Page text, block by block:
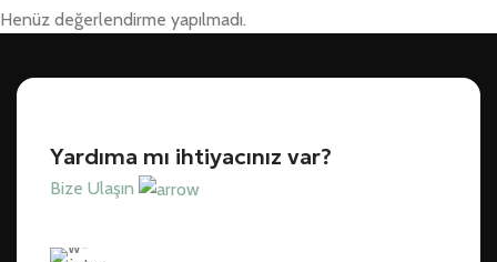
Henüz değerlendirme yapılmadı.
Yardıma mı ihtiyacınız var?
Bize Ulaşın